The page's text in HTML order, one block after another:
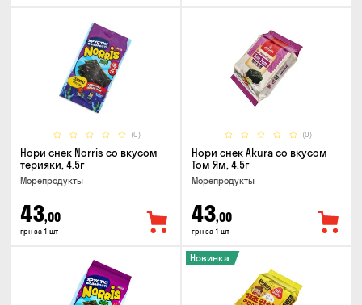
(0)
Нори снек Norris со вкусом
терияки, 4.5г
Морепродукты
43,00
грн за 1 шт
(0)
Нори снек Akura со вкусом
Том Ям, 4.5г
Морепродукты
43,00
грн за 1 шт
Новинка